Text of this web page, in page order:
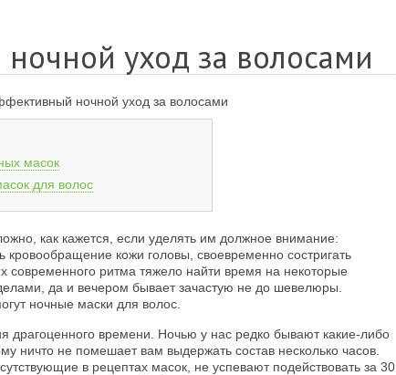
уход за волосами
масок
для волос
как кажется, если уделять им должное внимание:
кровообращение кожи головы, своевременно состригать
современного ритма тяжело найти время на некоторые
да и вечером бывает зачастую не до шевелюры.
ночные маски для волос.
драгоценного времени. Ночью у нас редко бывают какие-либо
ничто не помешает вам выдержать состав несколько часов.
в рецептах масок, не успевают подействовать за 30